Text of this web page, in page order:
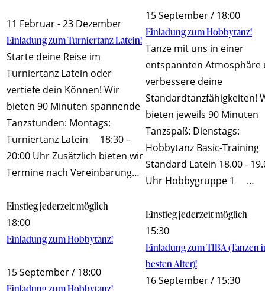
11 Februar-23 Dezember
Einladung zum Turniertanz Latein!
Starte deine Reise im
Turniertanz Latein oder
vertiefe dein Können! Wir
bieten 90 Minuten spannende
Tanzstunden: Montags:
Turniertanz Latein 18:30 –
20:00 Uhr Zusätzlich bieten wir
Termine nach Vereinbarung…
Einstieg jederzeit möglich
18:00
Einladung zum Hobbytanz!
15 September / 18:00
15 September / 18:00
Einladung zum Hobbytanz!
Tanze mit uns in einer
entspannten Atmosphäre
verbessere deine
Standardtanzfähigkeiten!
bieten jeweils 90 Minuten
Tanzspaß: Dienstags:
Hobbytanz Basic-Training
Standard Latein 18.00 -
Uhr Hobbygruppe 1 …
Einstieg jederzeit möglich
15:30
Einladung zum TIBA (Tanzen
besten Alter)!
16 September / 15:30